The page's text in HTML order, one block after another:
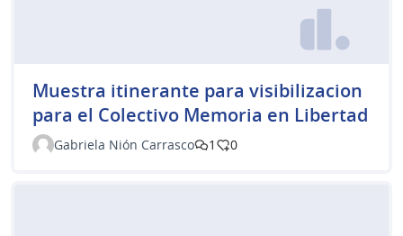
Muestra itinerante para visibilizacion
para el Colectivo Memoria en Libertad
Gabriela Nión Carrasco 1 0